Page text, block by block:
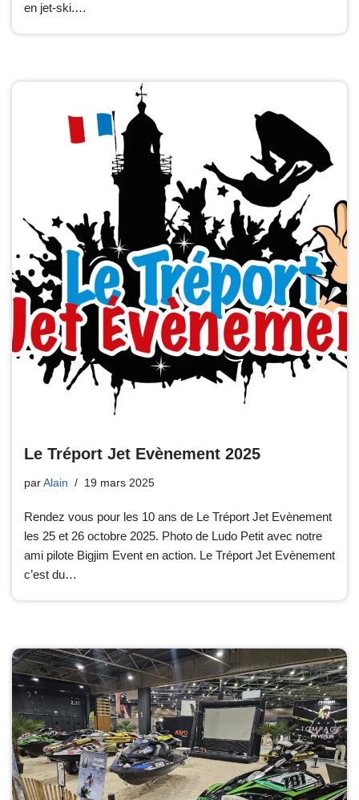
en jet-ski.…
Le Tréport Jet Evènement 2025
par Alain 19 mars 2025
Rendez vous pour les 10 ans de Le Tréport Jet Evènement
les 25 et 26 octobre 2025. Photo de Ludo Petit avec notre
ami pilote Bigjim Event en action. Le Tréport Jet Evènement
c’est du…